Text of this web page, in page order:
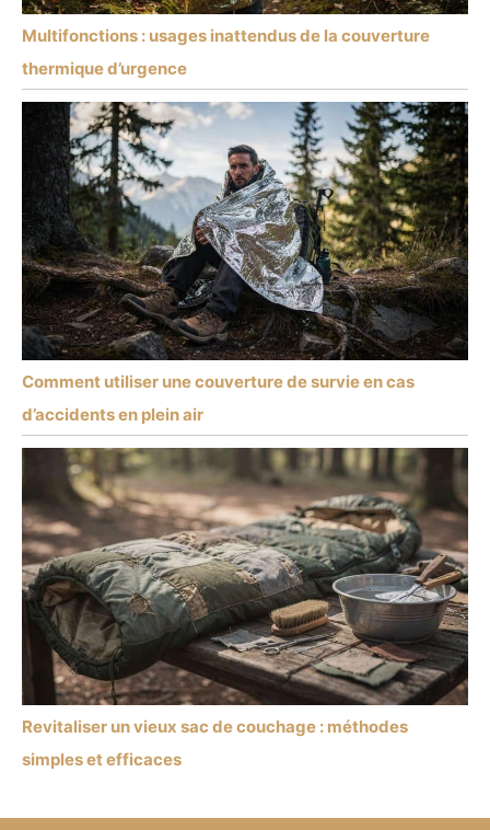
Multifonctions : usages inattendus de la couverture
thermique d’urgence
Comment utiliser une couverture de survie en cas
d’accidents en plein air
Revitaliser un vieux sac de couchage : méthodes
simples et efficaces